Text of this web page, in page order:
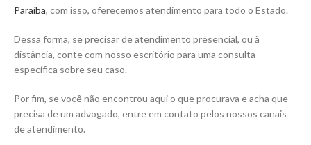
Paraíba, com isso, oferecemos atendimento para todo o Estado.
Dessa forma, se precisar de atendimento presencial, ou à
distância, conte com nosso escritório para uma consulta
específica sobre seu caso.
Por fim, se você não encontrou aqui o que procurava e acha que
precisa de um advogado, entre em contato pelos nossos canais
de atendimento.